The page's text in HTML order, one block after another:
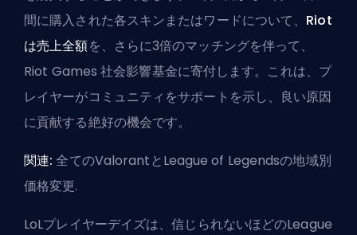
間に購入された各スキンまたはワードについて、 Riot
は売上全額を、さらに3倍のマッチングを伴って、
Riot Games社会影響基金に寄付します。これは、プ
レイヤーがコミュニティをサポートを示し、良い原因
に貢献する絶好の機会です。
関連:全てのValorantとLeague of Legendsの地域別
価格変更.
LoLプレイヤーデイズは、信じられないほどのLeague